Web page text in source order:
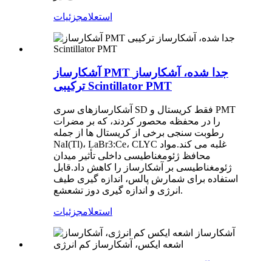
استعلامجزئیات
آشکارساز PMT جدا شده، آشکارساز
ترکیبی Scintillator PMT
آشکارسازهای سری SD فقط کریستال و PMT
را در محفظه محصور کردند، که بر مضرات
رطوبت سنجی برخی از کریستال ها از جمله
NaI(Tl)، LaBr3:Ce، CLYC غلبه می کند.مواد
محافظ ژئومغناطیسی داخلی تأثیر میدان
ژئومغناطیسی بر آشکارساز را کاهش داد.قابل
استفاده برای شمارش پالس، اندازه گیری طیف
انرژی و اندازه گیری دوز تشعشع.
استعلامجزئیات